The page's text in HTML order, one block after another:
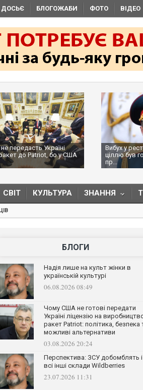
ДОСЬЄ БЛОГОЖАБИ ФОТО ВІДЕО
передасть Україні
до Patriot, бо у США
Вибух у
ціллю був
пр...
СВІТ КУЛЬТУРА ЗНАННЯ
БЛОГИ
Надія лише на культ жінки в
українській культурі
06.08.2026 08:49
Чому США не готові передати
Україні ліцензію на
ракет Patriot: політика, безпека
можливі альтернативи
03.08.2026 20:24
Перспектива: ЗСУ добомблять і
всі інші склади Wildberries
23.07.2026 11:31